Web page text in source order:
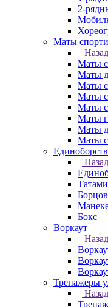
2-
Маты
Назад
Маты
Маты
Маты с
Маты
Маты с
Маты
Маты
Маты
Назад
Бокс
Воркаут
Назад
Тренажеры
Назад